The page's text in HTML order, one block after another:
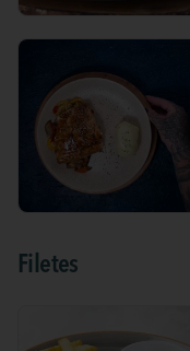
Filetes